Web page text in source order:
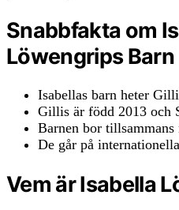
Snabbfakta om
Löwengrips Barn
Isabellas barn heter
Gillis är född 2013 och
Barnen bor
De går på
Vem är Isabella